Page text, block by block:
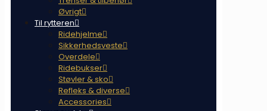
Øvrigt
Til rytteren
Ridehjelme
Sikkerhedsveste
Overdele
Ridebukser
Støvler & sko
Refleks & diverse
Accessories